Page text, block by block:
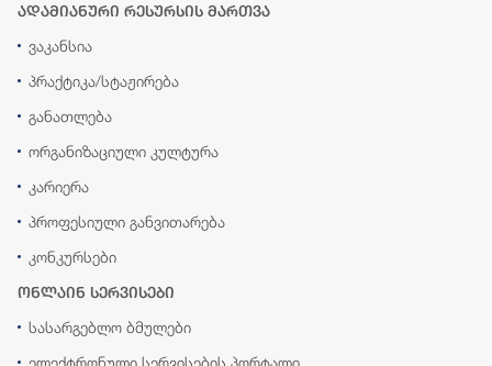
ადამიანური რესურსის მართვა
ვაკანსია
პრაქტიკა/სტაჟირება
განათლება
ორგანიზაციული კულტურა
კარიერა
პროფესიული განვითარება
კონკურსები
ონლაინ სერვისები
სასარგებლო ბმულები
ელექტრონული სერვისების პორტალი